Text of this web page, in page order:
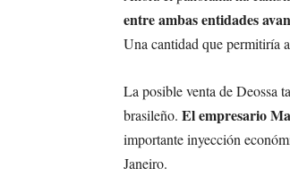
entre ambas entidades
Una cantidad que permitiría
La posible venta de Deossa
brasileño. El empresario
importante inyección
Janeiro.